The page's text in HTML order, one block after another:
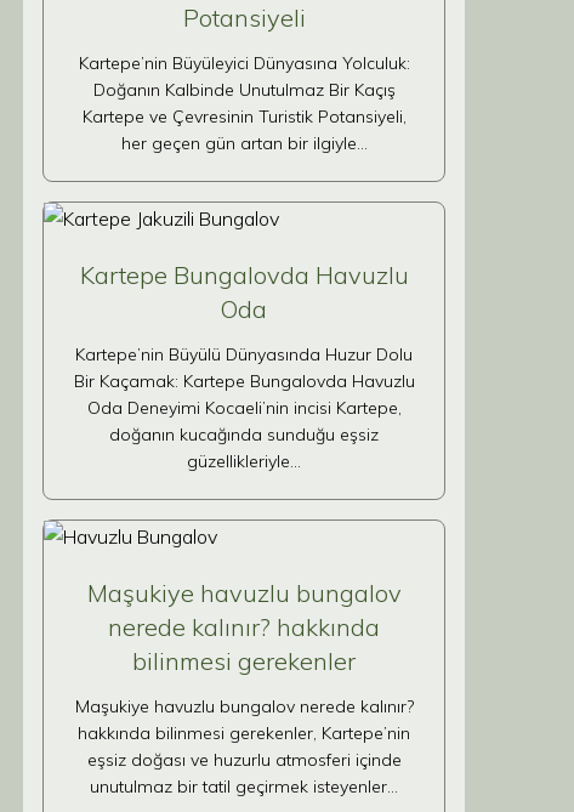
Potansiyeli
Kartepe’nin Büyüleyici Dünyasına Yolculuk:
Doğanın Kalbinde Unutulmaz Bir Kaçış
Kartepe ve Çevresinin Turistik Potansiyeli,
her geçen gün artan bir ilgiyle…
Kartepe Bungalovda Havuzlu
Oda
Kartepe’nin Büyülü Dünyasında Huzur Dolu
Bir Kaçamak: Kartepe Bungalovda Havuzlu
Oda Deneyimi Kocaeli’nin incisi Kartepe,
doğanın kucağında sunduğu eşsiz
güzellikleriyle…
Maşukiye havuzlu bungalov
nerede kalınır? hakkında
bilinmesi gerekenler
Maşukiye havuzlu bungalov nerede kalınır?
hakkında bilinmesi gerekenler, Kartepe’nin
eşsiz doğası ve huzurlu atmosferi içinde
unutulmaz bir tatil geçirmek isteyenler…